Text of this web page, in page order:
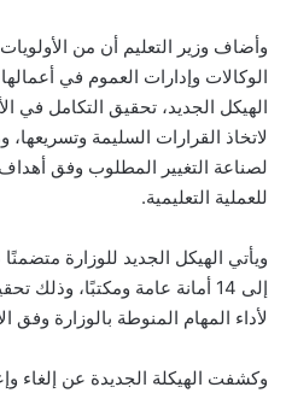
وأضاف وزير التعليم أن من
الوكالات وإدارات العموم في
الهيكل الجديد، تحقيق التكامل في
لاتخاذ القرارات السليمة وتسريعها،
لصناعة التغيير المطلوب وفق
للعملية التعليمية.
إلى 14 أمانة عامة ومكتبًا، وذلك
لأداء المهام المنوطة بالوزارة وفق
وكشفت الهيكلة الجديدة عن إلغاء